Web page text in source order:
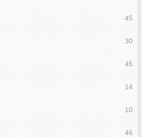
45
30
45
14
10
46